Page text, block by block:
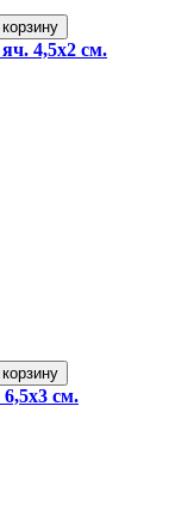
4,5х2 см.
см.